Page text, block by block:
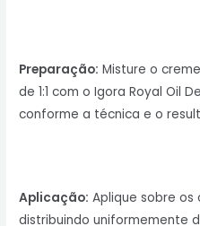
Preparação: Misture o
de 1:1 com o Igora Royal Oil
conforme a técnica e o
Aplicação: Aplique sobre os
distribuindo uniformemente